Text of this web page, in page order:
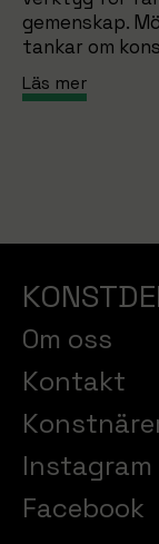
gemenskap.
tankar om
Läs mer
Om oss
Kontakt
Instagram
Facebook